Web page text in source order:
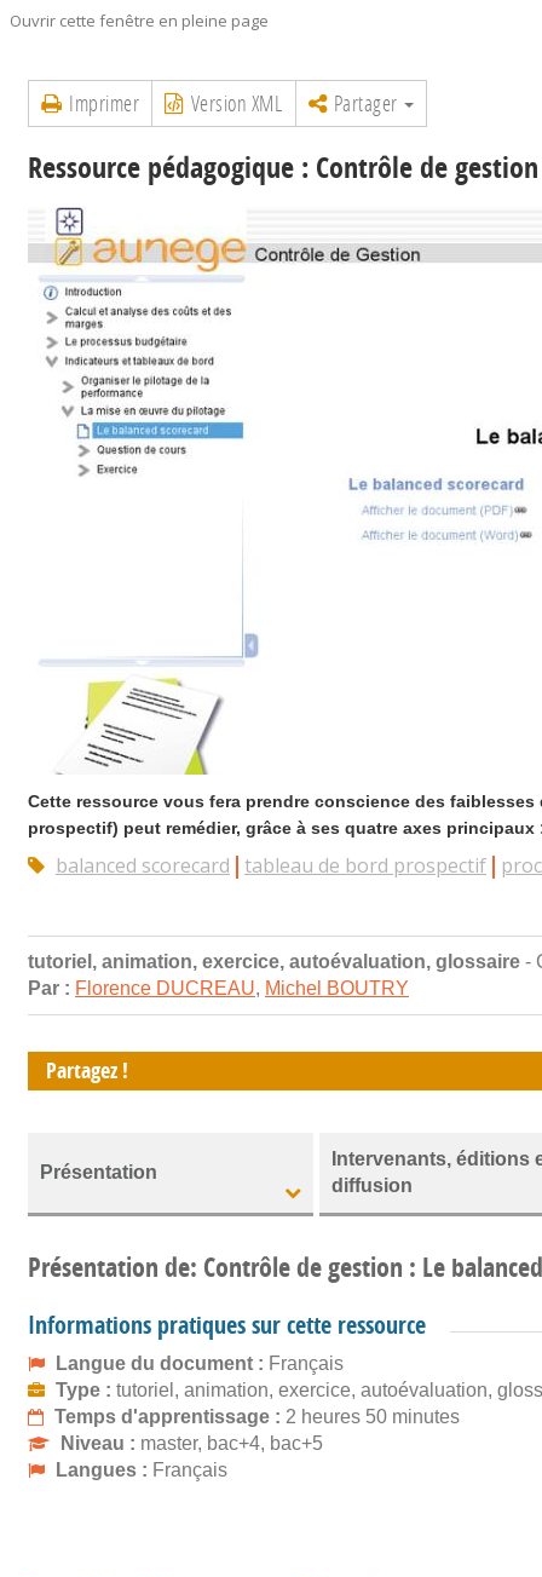
Ouvrir cette fenêtre en pleine page
Imprimer Version XML Partager
Ressource pédagogique : Contrôle de
Cette ressource vous fera prendre conscience des
prospectif) peut remédier, grâce à ses quatre axes principaux
balanced scorecard tableau de bord prospectif
tutoriel, animation, exercice, autoévaluation, glossaire -
Par : Florence DUCREAU, Michel BOUTRY
Partagez !
Présentation
Intervenants, éditions
diffusion
Présentation de: Contrôle de gestion : Le
Informations pratiques sur cette ressource
Langue du document : Français
Type : tutoriel, animation, exercice, autoévaluation,
Temps d'apprentissage : 2 heures 50 minutes
Niveau : master, bac+4, bac+5
Langues : Français